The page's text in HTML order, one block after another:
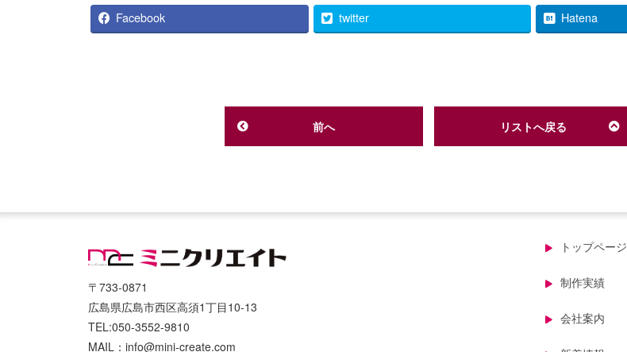
Facebook twitter Hatena
前へ リストへ戻る
〒733-0871
広島県広島市西区高須1丁目10-13
TEL:050-3552-9810
MAIL：info@mini-create.com
トップページ
制作実績
会社案内